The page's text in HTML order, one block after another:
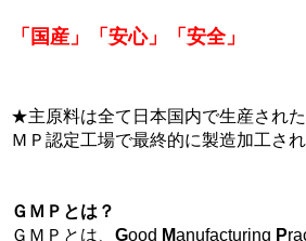
「国産」「安心」「安全」
★主原料は全て日本国内で生産され
ＭＰ認定工場で最終的に製造加工され
ＧＭＰとは？
ＧＭＰとは、 Good Manufacturing P